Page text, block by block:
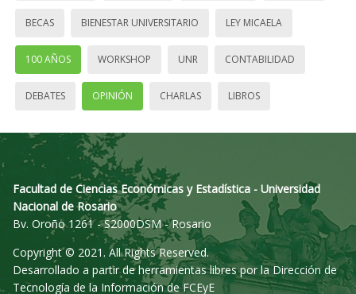
BECAS BIENESTAR UNIVERSITARIO LEY MICAELA
100 AÑOS WORKSHOP UNR CONTABILIDAD
DEBATES OPINIÓN CHARLAS LIBROS
Facultad de Ciencias Económicas y Estadística - Universidad
Nacional de Rosario
Bv. Oroño 1261 - S2000DSM - Rosario
Copyright © 2021. All Rights Reserved.
Desarrollado a partir de herramientas libres por la Dirección de
Tecnología de la Información de FCEyE